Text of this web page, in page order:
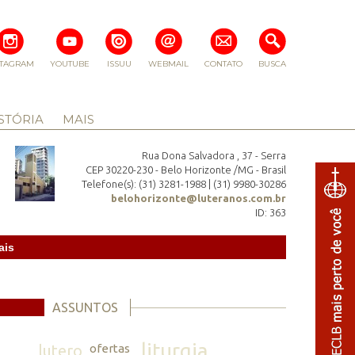
BUSCA
CONTATO
WEBMAIL
ISSUU
YOUTUBE
MAIS
Rua Dona Salvadora , 37 - Serra
CEP 30220-230 - Belo Horizonte /MG - Brasil
Telefone(s): (31) 3281-1988 | (31) 9980-30286
belohorizonte@luteranos.com.br
ID: 363
ASSUNTOS
lutero ofertas